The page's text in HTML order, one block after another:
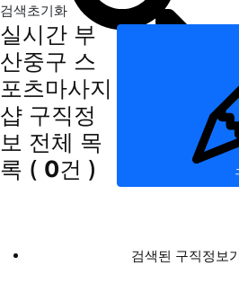
검색초기화
실시간 부
산중구 스
포츠마사지
샵 구직정
보 전체 목
록 ( 0건 )
검색된 구직정보